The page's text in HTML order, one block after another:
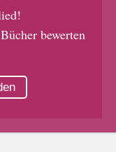
bewerten